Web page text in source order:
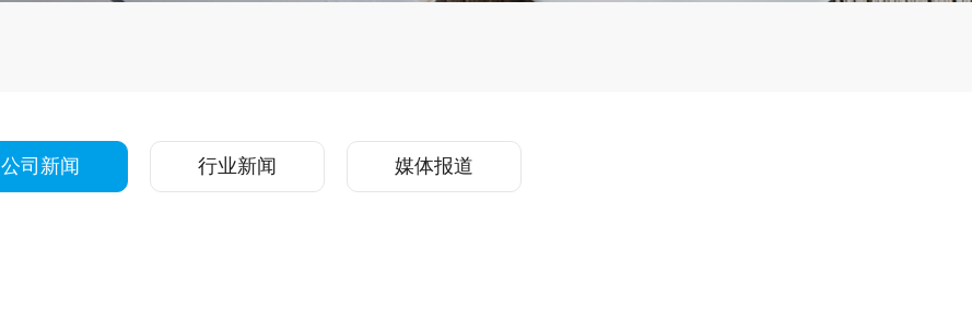
公司新闻 行业新闻 媒体报道